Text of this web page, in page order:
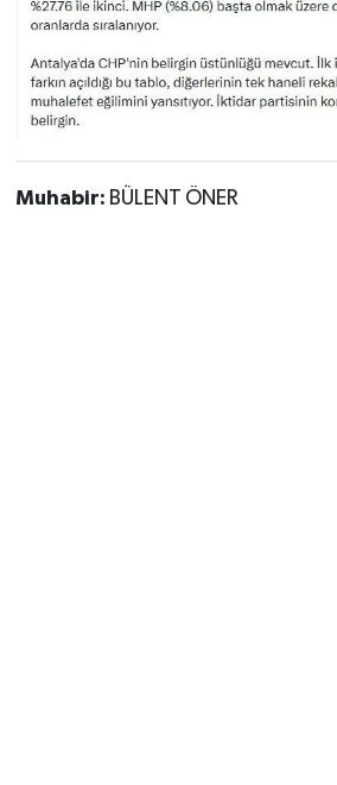
Muhabir: BÜLENT ÖNER